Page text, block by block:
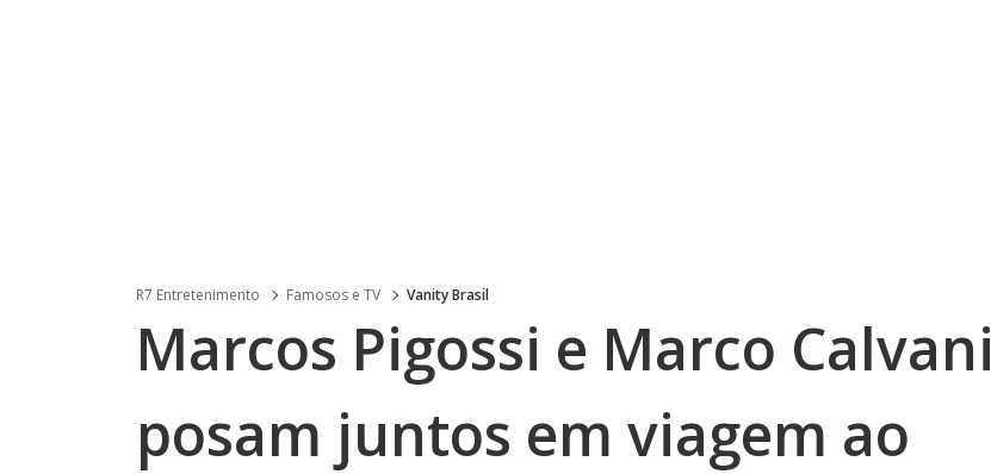
R7 Entretenimento Famosos e TV Vanity Brasil
Marcos Pigossi e Marco Calvani
posam juntos em viagem ao